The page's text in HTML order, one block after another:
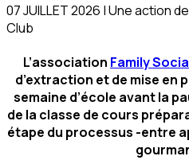
07 JUILLET 2026 | Une action
Club
L’association Family
d’extraction et de mise en
semaine d’école avant la
de la classe de cours
étape du processus -entre